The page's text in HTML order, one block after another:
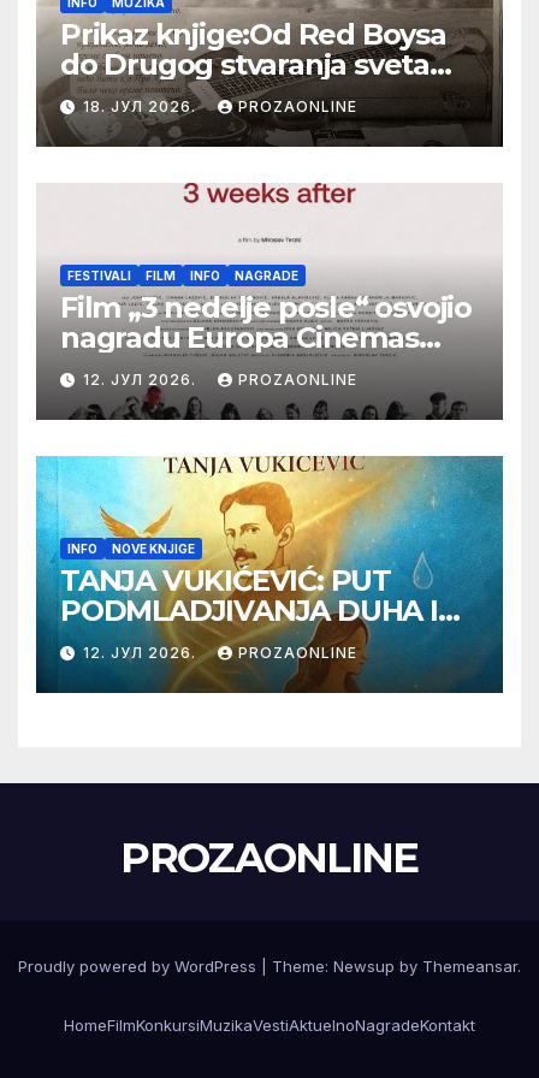
Prikaz knjige:Od Red Boysa
do Drugog stvaranja sveta
(bilo neko vreme pošteno)
(autor- Zlatomira Sremca,
Botoš 2022. godine,
samizdat)
18. ЈУЛ 2026. PROZAONLINE
FESTIVALI FILM INFO NAGRADE
Film „3 nedelje posle“ osvojio
nagradu Europa Cinemas
Label na Filmskom festivalu
u Karlovim Varima
12. ЈУЛ 2026. PROZAONLINE
INFO NOVE KNJIGE
TANJA VUKIĆEVIĆ: PUT
PODMLADJIVANJA DUHA I
TELA SA TESLOM
12. ЈУЛ 2026. PROZAONLINE
PROZAONLINE
Proudly powered by WordPress Theme: Newsup by Themeansar.
HomeFilmKonkursiMuzikaVestiAktuelnoNagradeKontakt